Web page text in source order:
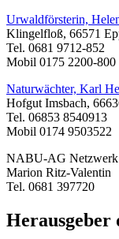
Urwaldförsterin,
Klingelfloß, 66571
Tel. 0681 9712-852
Mobil 0175 2200-800
Naturwächter, Karl
Hofgut Imsbach,
Tel. 06853 8540913
Mobil 0174 9503522
NABU-AG
Marion Ritz-Valentin
Tel. 0681 397720
Herausgeber